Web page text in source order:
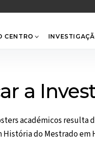
CENTRO
a
académicos
História do Mestrado